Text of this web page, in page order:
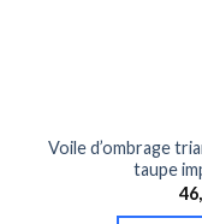
Voile d’ombrage
taupe